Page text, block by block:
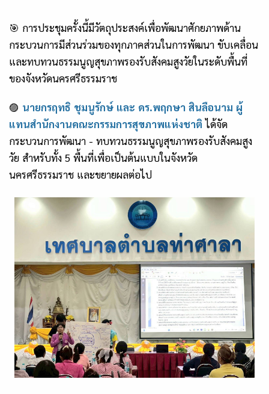
🎯 การประชุมครั้งนี้มีวัตถุประสงค์เพื่อพัฒนาศักยภาพด้าน
กระบวนการมีส่วนร่วมของทุกภาคส่วนในการพัฒนา ขับเคลื่อน
และทบทวนธรรมนูญสุขภาพรองรับสังคมสูงวัยในระดับพื้นที่
ของจังหวัดนครศรีธรรมราช
🟣 นายกรฤทธิ ชุมนูรักษ์ และ ดร.พฤกษา สินลือนาม ผู้
แทนสำนักงานคณะกรรมการสุขภาพแห่งชาติ ได้จัด
กระบวนการพัฒนา - ทบทวนธรรมนูญสุขภาพรองรับสังคมสูง
วัย สำหรับทั้ง 5 พื้นที่เพื่อเป็นต้นแบบในจังหวัด
นครศรีธรรมราช และขยายผลต่อไป